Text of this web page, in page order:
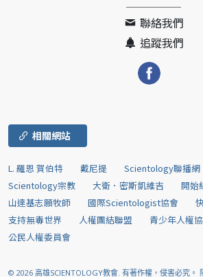
聯絡我們
追蹤我們
相關網站
L. 羅恩 賀伯特 戴尼提
Scientology聯播網
Scientology宗教
大衛．密斯凱維吉
開始
山達基志願牧師
國際Scientologist協會
支持無毒世界
人權團結聯盟
青少年人權
公民人權委員會
© 2026 高雄SCIENTOLOGY教會. 有著作權，侵害必究。